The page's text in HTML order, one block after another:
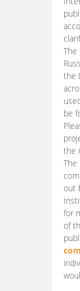
The
the
be
the
The
out
for
of